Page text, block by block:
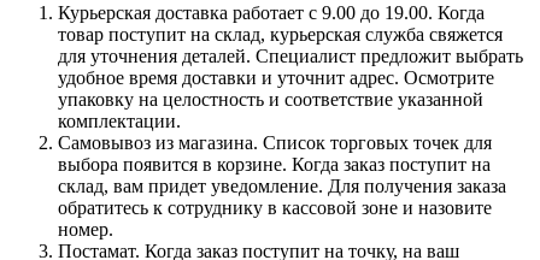
Курьерская доставка работает с 9.00 до 19.00. Когда
товар поступит на склад, курьерская служба свяжется
для уточнения деталей. Специалист предложит выбрать
удобное время доставки и уточнит адрес. Осмотрите
упаковку на целостность и соответствие указанной
комплектации.
Самовывоз из магазина. Список торговых точек для
выбора появится в корзине. Когда заказ поступит на
склад, вам придет уведомление. Для получения заказа
обратитесь к сотруднику в кассовой зоне и назовите
номер.
Постамат. Когда заказ поступит на точку, на ваш